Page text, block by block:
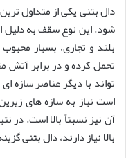
دال بتنی یکی از متداول
شود. این نوع سقف به دلیل
بلند و تجاری، بسیار
تحمل کرده و در برابر
تواند با دیگر عناصر سازه
است نیاز به سازه های
آن نیز نسبتاً بالا است. در
بالا نیاز دارند، دال بتنی